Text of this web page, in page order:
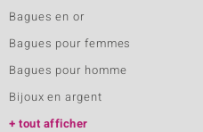
Bagues en or
Bagues pour femmes
Bagues pour homme
Bijoux en argent
tout afficher